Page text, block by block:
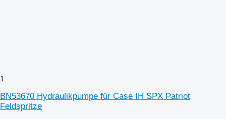
1
BN53670 Hydraulikpumpe für Case IH SPX Patriot
Feldspritze